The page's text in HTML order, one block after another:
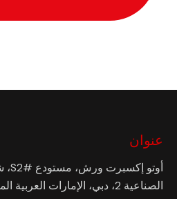
عنوان
الصناعية 2، دبي، الإمارات العربية المتحدة